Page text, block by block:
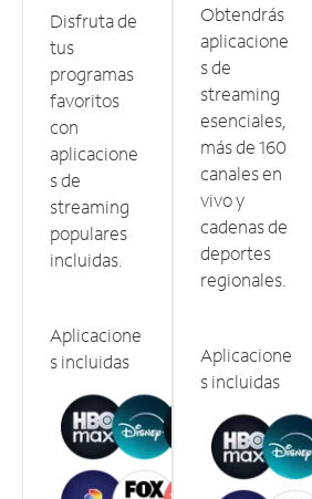
Disfruta de
tus
programas
favoritos
con
aplicacione
s de
streaming
populares
incluidas.
Aplicacione
s incluidas
Obtendrás
aplicacione
s de
streaming
esenciales,
más de 160
canales en
vivo y
cadenas de
deportes
regionales.
Aplicacione
s incluidas